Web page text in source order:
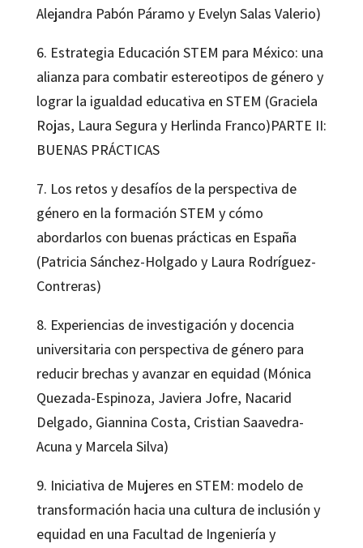
Alejandra Pabón Páramo y Evelyn Salas Valerio)
6. Estrategia Educación STEM para México: una
alianza para combatir estereotipos de género y
lograr la igualdad educativa en STEM (Graciela
Rojas, Laura Segura y Herlinda Franco)PARTE II:
BUENAS PRÁCTICAS
7. Los retos y desafíos de la perspectiva de
género en la formación STEM y cómo
abordarlos con buenas prácticas en España
(Patricia Sánchez-Holgado y Laura Rodríguez-
Contreras)
8. Experiencias de investigación y docencia
universitaria con perspectiva de género para
reducir brechas y avanzar en equidad (Mónica
Quezada-Espinoza, Javiera Jofre, Nacarid
Delgado, Giannina Costa, Cristian Saavedra-
Acuna y Marcela Silva)
9. Iniciativa de Mujeres en STEM: modelo de
transformación hacia una cultura de inclusión y
equidad en una Facultad de Ingeniería y